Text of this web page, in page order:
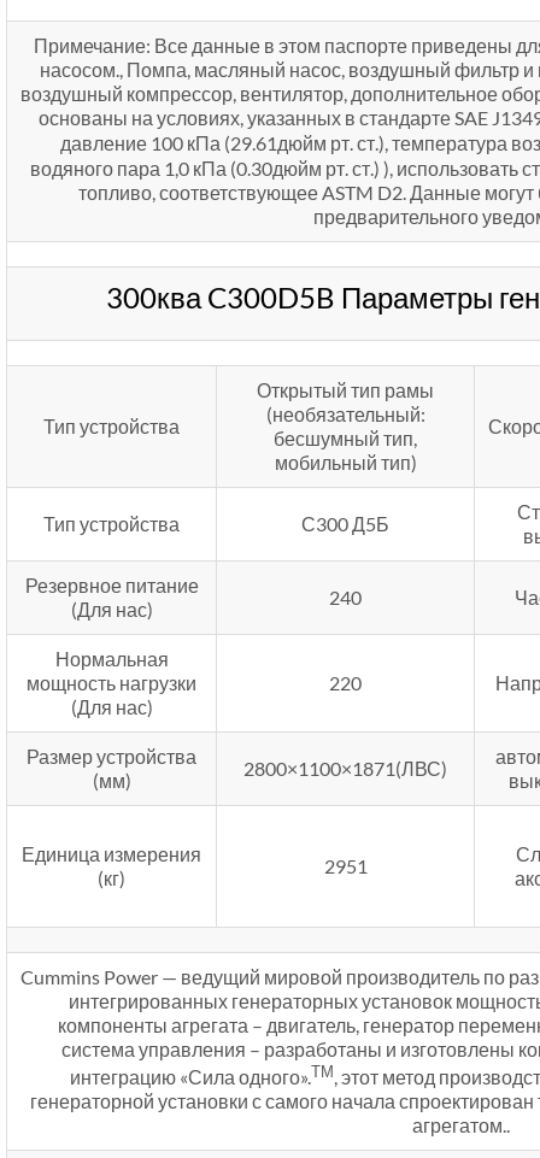
Примечание: Все данные в этом паспорте приведены
насосом., Помпа, масляный насос, воздушный фильтр и
воздушный компрессор, вентилятор, дополнительное
основаны на условиях, указанных в стандарте SAE
давление 100 кПа (29.61дюйм рт. ст.), температура
водяного пара 1,0 кПа (0.30дюйм рт. ст.) ), использовать
топливо, соответствующее ASTM D2. Данные
предварительного
300ква C300D5B Параметры
Тип устройства
Открытый тип рамы
(необязательный:
бесшумный тип,
мобильный тип)
Тип устройства С300 Д5Б
Резервное питание
(Для нас)
240
Нормальная
мощность нагрузки
(Для нас)
220
Размер устройства
(мм)
2800×1100×1871(ЛВС)
Единица измерения
(кг)
2951
Cummins Power — ведущий мировой производитель по
интегрированных генераторных установок
компоненты агрегата – двигатель, генератор
система управления – разработаны и изготовлены
интеграцию «Сила одного».ТМ, этот метод
генераторной установки с самого начала
агрегатом..